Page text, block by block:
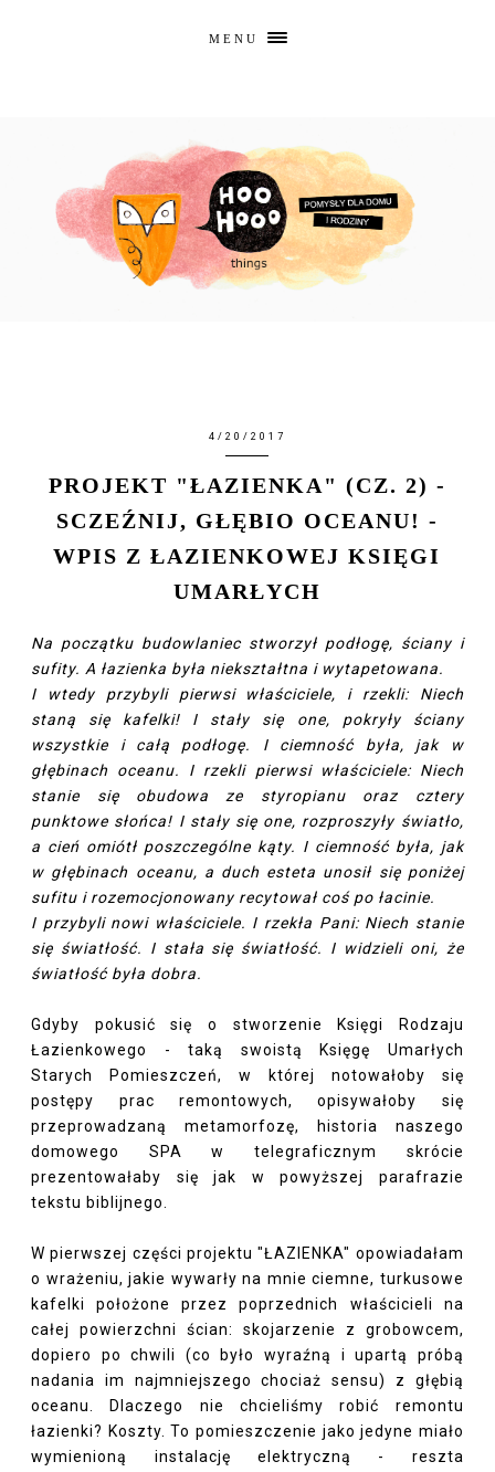
MENU
4/20/2017
PROJEKT "ŁAZIENKA" (CZ. 2) -
SCZEŹNIJ, GŁĘBIO OCEANU! -
WPIS Z ŁAZIENKOWEJ KSIĘGI
UMARŁYCH
Na początku budowlaniec stworzył podłogę, ściany i
sufity. A łazienka była niekształtna i wytapetowana.
I wtedy przybyli pierwsi właściciele, i rzekli: Niech
staną się kafelki! I stały się one, pokryły ściany
wszystkie i całą podłogę. I ciemność była, jak w
głębinach oceanu. I rzekli pierwsi właściciele: Niech
stanie się obudowa ze styropianu oraz cztery
punktowe słońca! I stały się one, rozproszyły światło,
a cień omiótł poszczególne kąty. I ciemność była, jak
w głębinach oceanu, a duch esteta unosił się poniżej
sufitu i rozemocjonowany recytował coś po łacinie.
I przybyli nowi właściciele. I rzekła Pani: Niech stanie
się światłość. I stała się światłość. I widzieli oni, że
światłość była dobra.
Gdyby pokusić się o stworzenie Księgi Rodzaju
Łazienkowego - taką swoistą Księgę Umarłych
Starych Pomieszczeń, w której notowałoby się
postępy prac remontowych, opisywałoby się
przeprowadzaną metamorfozę, historia naszego
domowego SPA w telegraficznym skrócie
prezentowałaby się jak w powyższej parafrazie
tekstu biblijnego.
W pierwszej części projektu "ŁAZIENKA" opowiadałam
o wrażeniu, jakie wywarły na mnie ciemne, turkusowe
kafelki położone przez poprzednich właścicieli na
całej powierzchni ścian: skojarzenie z grobowcem,
dopiero po chwili (co było wyraźną i upartą próbą
nadania im najmniejszego chociaż sensu) z głębią
oceanu. Dlaczego nie chcieliśmy robić remontu
łazienki? Koszty. To pomieszczenie jako jedyne miało
wymienioną instalację elektryczną - reszta